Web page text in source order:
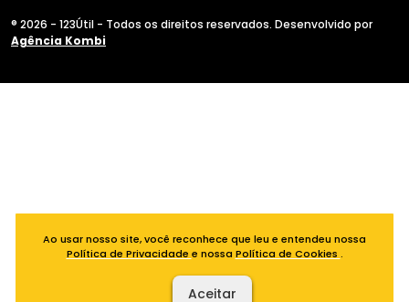
® 2026 - 123Útil - Todos os direitos reservados. Desenvolvido por
Agência Kombi
Ao usar nosso site, você reconhece que leu e entendeu nossa
Política de Privacidade e nossa Política de Cookies .
Aceitar